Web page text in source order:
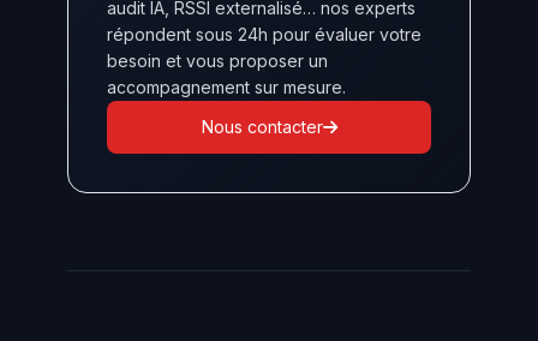
audit IA, RSSI externalisé… nos experts
répondent sous 24h pour évaluer votre
besoin et vous proposer un
accompagnement sur mesure.
Nous contacter